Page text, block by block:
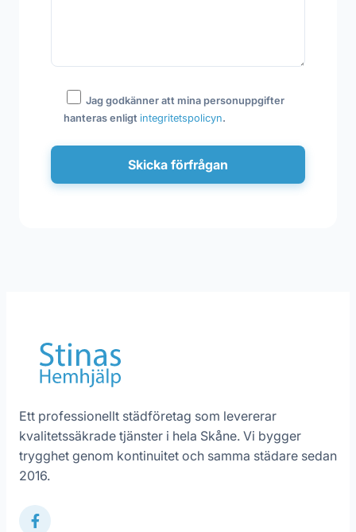
Jag godkänner att mina personuppgifter
hanteras enligt integritetspolicyn.
Ett professionellt städföretag som levererar
kvalitetssäkrade tjänster i hela Skåne. Vi bygger
trygghet genom kontinuitet och samma städare sedan
2016.